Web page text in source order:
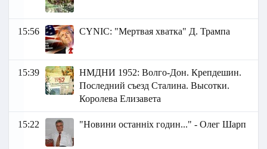
15:56 СYNIC: "Мертвая хватка" Д. Трампа
15:39
НМДНИ 1952: Волго-Дон. Крепдешин.
Последний съезд Сталина. Высотки.
Королева Елизавета
15:22 "Новини останніх годин..." - Олег Шарп